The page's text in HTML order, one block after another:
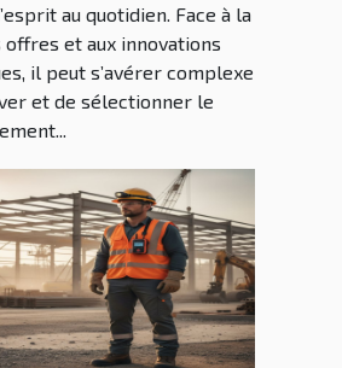
au quotidien. Face à la
et aux innovations
il peut s’avérer complexe
et de sélectionner le